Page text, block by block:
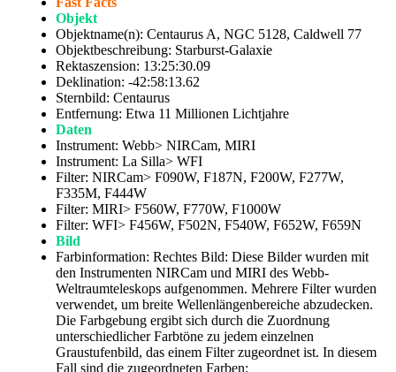
Objekt
Objektname(n): Centaurus A, NGC 5128, Caldwell 77
Objektbeschreibung: Starburst-Galaxie
Rektaszension: 13:25:30.09
Deklination: -42:58:13.62
Sternbild: Centaurus
Entfernung: Etwa 11 Millionen Lichtjahre
Daten
Instrument: Webb> NIRCam, MIRI
Instrument: La Silla> WFI
Filter: NIRCam> F090W, F187N, F200W, F277W,
F335M, F444W
Filter: MIRI> F560W, F770W, F1000W
Filter: WFI> F456W, F502N, F540W, F652W, F659N
Bild
Farbinformation: Rechtes Bild: Diese Bilder wurden mit
den Instrumenten NIRCam und MIRI des Webb-
Weltraumteleskops aufgenommen. Mehrere Filter wurden
verwendet, um breite Wellenlängenbereiche abzudecken.
Die Farbgebung ergibt sich durch die Zuordnung
unterschiedlicher Farbtöne zu jedem einzelnen
Graustufenbild, das einem Filter zugeordnet ist. In diesem
Fall sind die zugeordneten Farben: